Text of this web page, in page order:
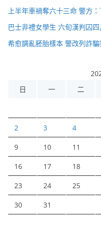
上半年車禍奪六十三命 警方
巴士非禮女學生 六旬漢判囚四
希愈調亂胚胎樣本 警改列詐
日
一 二
2 3 4
9 10 11
16 17 18
23 24 25
30 31